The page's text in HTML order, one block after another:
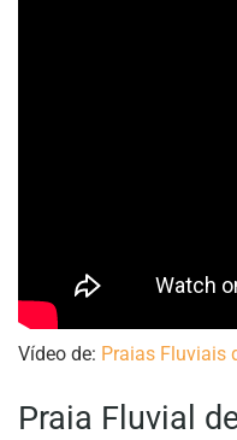
Vídeo de: Praias Fluviais
Praia Fluvial